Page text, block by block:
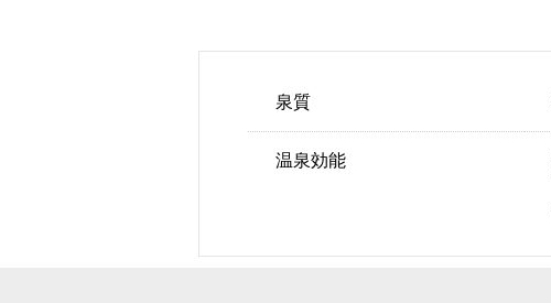
泉質
温泉効能